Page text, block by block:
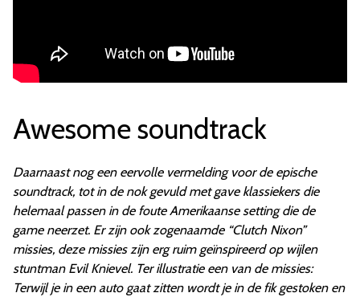
Awesome soundtrack
Daarnaast nog een eervolle vermelding voor de epische
soundtrack, tot in de nok gevuld met gave klassiekers die
helemaal passen in de foute Amerikaanse setting die de
game neerzet. Er zijn ook zogenaamde “Clutch Nixon”
missies, deze missies zijn erg ruim geïnspireerd op wijlen
stuntman Evil Knievel. Ter illustratie een van de missies:
Terwijl je in een auto gaat zitten wordt je in de fik gestoken en